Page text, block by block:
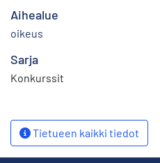
Aihealue
oikeus
Sarja
Konkurssit
Tietueen kaikki tiedot